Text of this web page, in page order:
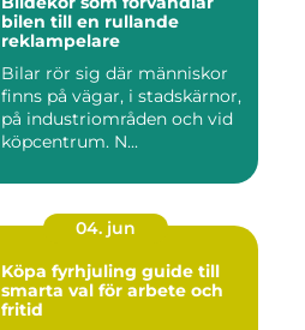
bilen till en rullande
reklampelare
Bilar rör sig där människor
finns på vägar, i stadskärnor,
på industriområden och vid
köpcentrum. N...
04. jun
Köpa fyrhjuling guide till
smarta val för arbete och
fritid